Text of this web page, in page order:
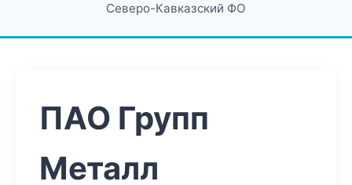
Северо-Кавказский ФО
ПАО Групп
Металл